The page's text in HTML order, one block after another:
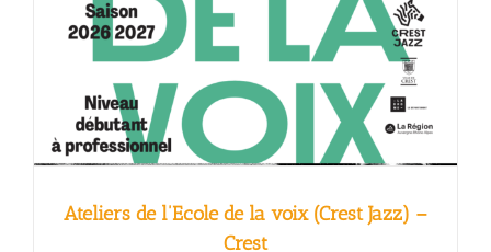
Ateliers de l’Ecole de la voix (Crest Jazz) –
Crest